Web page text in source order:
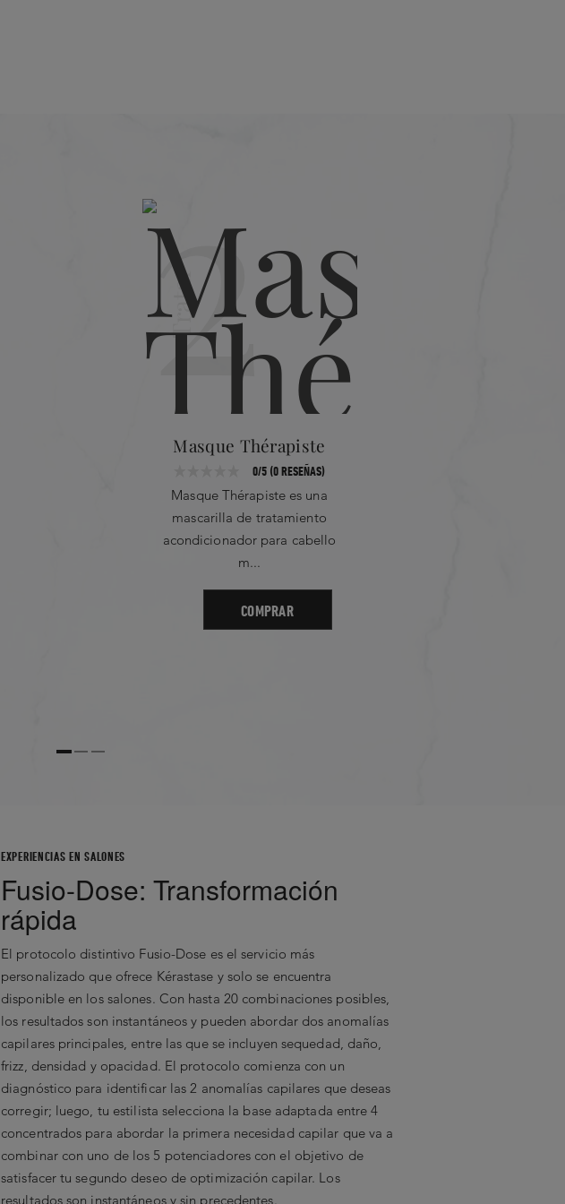
Fragancia - Ésteres de cetilo - Cloruro de cetrimonio -
Caprilil glicol - Linalool - Ácido cítrico - 2-Oleamido-1,3-
Octadecanediol - Citronelol - BHT - Glicina - Arginina -
Prolina - Tirosina - Ácido glutámico - Geraniol - Serina -
Proteína de trigo hidrolizada con hidroxipropiltrimonio -
Alcohol bencílico - Glucósido de cártamo - Isoeugenol -
Glicerina - Trehalosa - Polisacáridos de semillas de
Tamarindus Indica - Extracto de hoja de Myrothamnus
2
Tratar
Masque Thérapiste
0/5 (0 RESEÑAS)
Masque Thérapiste es una
mascarilla de tratamiento
acondicionador para cabello
m...
COMPRAR
EXPERIENCIAS EN SALONES
Fusio-Dose: Transformación
rápida
El protocolo distintivo Fusio-Dose es el servicio más
personalizado que ofrece Kérastase y solo se encuentra
disponible en los salones. Con hasta 20 combinaciones posibles,
los resultados son instantáneos y pueden abordar dos anomalías
capilares principales, entre las que se incluyen sequedad, daño,
frizz, densidad y opacidad. El protocolo comienza con un
diagnóstico para identificar las 2 anomalías capilares que deseas
corregir; luego, tu estilista selecciona la base adaptada entre 4
concentrados para abordar la primera necesidad capilar que va a
combinar con uno de los 5 potenciadores con el objetivo de
satisfacer tu segundo deseo de optimización capilar. Los
resultados son instantáneos y sin precedentes.